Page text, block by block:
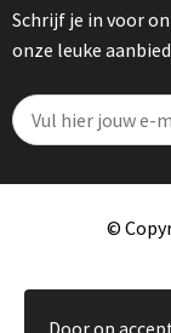
Schrijf je in voor
onze leuke
©
Door op